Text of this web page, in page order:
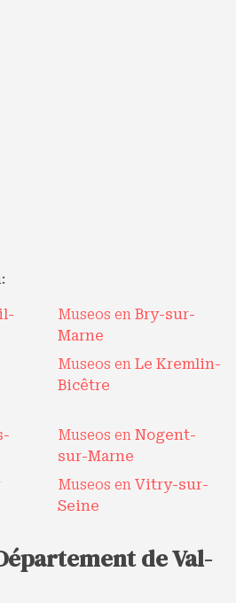
Museos en Bry-sur-
Marne
Museos en Le Kremlin-
Bicêtre
Museos en Nogent-
sur-Marne
Museos en Vitry-sur-
Seine
de Val-